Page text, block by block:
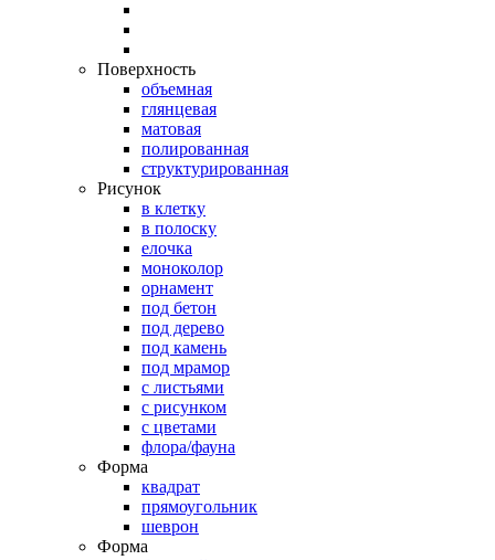
Поверхность
объемная
глянцевая
матовая
полированная
структурированная
Рисунок
в клетку
в полоску
елочка
моноколор
орнамент
под бетон
под дерево
под камень
под мрамор
с листьями
с рисунком
с цветами
флора/фауна
Форма
квадрат
прямоугольник
шеврон
Форма